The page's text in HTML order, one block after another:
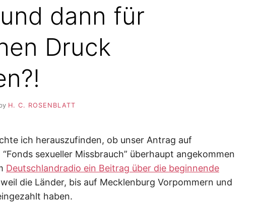
dann für
Druck
H. C. ROSENBLATT
ich herauszufinden, ob unser Antrag auf
sexueller Missbrauch” überhaupt angekommen
Deutschlandradio ein Beitrag über die beginnende
weil die Länder, bis auf Mecklenburg Vorpommern und
haben.